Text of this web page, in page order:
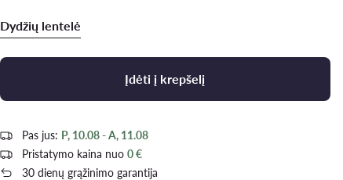
Dydžių lentelė
Įdėti į krepšelį
Pas jus: P, 10.08 - A, 11.08
Pristatymo kaina nuo 0 €
30 dienų grąžinimo garantija